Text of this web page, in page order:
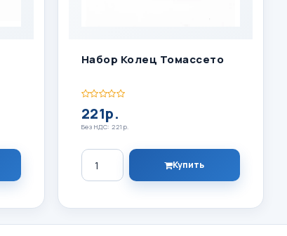
Набор Колец Томассето
221р.
Без НДС: 221р.
Количество
Купить